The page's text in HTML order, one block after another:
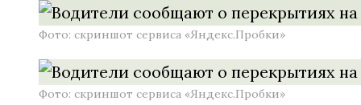
Фото: скриншот сервиса «Яндекс.Пробки»
Фото: скриншот сервиса «Яндекс.Пробки»